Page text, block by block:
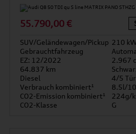
55.790,00 €
SUV/Geländewagen/Pickup 210
Gebrauchtfahrzeug
EZ: 12/2022
2.967
64.837 km
Diesel
4/5
Verbrauch kombiniert¹
8.5l/
CO2-Emission kombiniert¹
224g/
CO2-Klasse
G